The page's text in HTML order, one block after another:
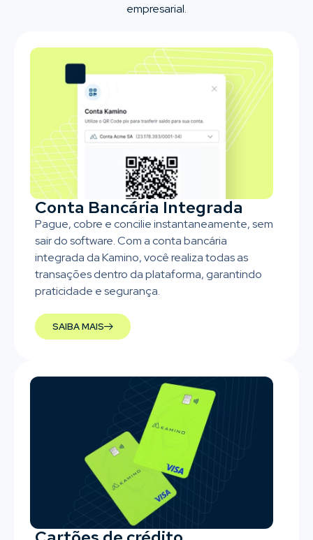
empresarial.
Conta Bancária Integrada
Pague, cobre e concilie instantaneamente, sem
sair do software. Com a conta bancária
integrada da Kamino, você realiza todas as
transações dentro da plataforma, garantindo
praticidade e segurança.
SAIBA MAIS